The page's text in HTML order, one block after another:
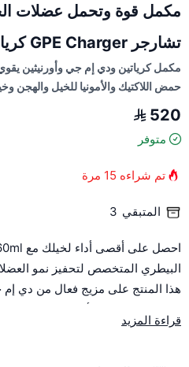
مكمل قوة وتحمل عضلات
تشارجر GPE Charger كرياتين وأورنيثين 60 مل
مكمل كرياتين ودي إم جي وأورنيثين
حمض اللاكتيك والأمونيا للخيل والهجن
520
متوفر
تم شراءه 15 مرة
المتبقي 3
البيطري المتخصص لتحفيز نمو
هذا المنتج على مزيج فعال من دي إم
يساعد على إزالة الأمونيا وحمض
الخيل والهجن على الأداء بأقصى
قراءة المزيد